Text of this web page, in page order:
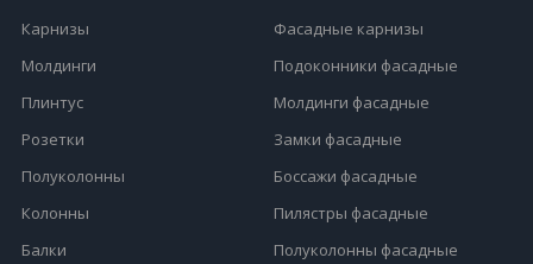
Карнизы
Молдинги
Плинтус
Розетки
Полуколонны
Колонны
Балки
Фасадные карнизы
Подоконники фасадные
Молдинги фасадные
Замки фасадные
Боссажи фасадные
Пилястры фасадные
Полуколонны фасадные